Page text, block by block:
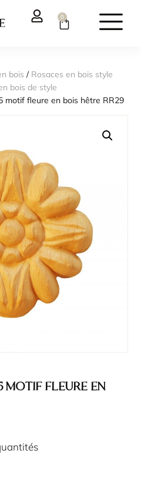
0
bois / Rosaces en bois style
bois de style
motif fleure en bois hêtre RR29
motif fleure en